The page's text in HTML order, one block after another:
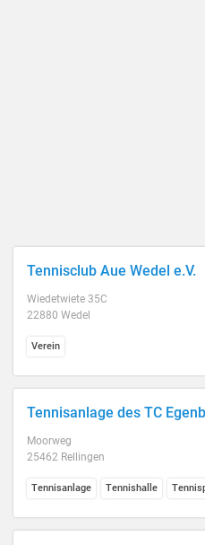
Tennisclub Aue Wedel e.V.
Wiedetwiete 35C
22880 Wedel
Verein
Tennisanlage des TC
Moorweg
25462 Rellingen
Tennisanlage Tennishalle